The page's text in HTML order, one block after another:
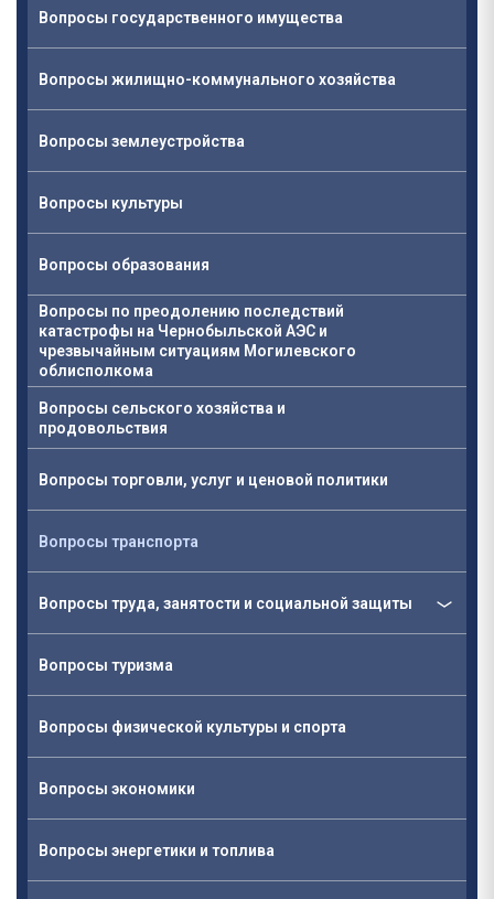
Вопросы государственного имущества
Вопросы жилищно-коммунального хозяйства
Вопросы землеустройства
Вопросы культуры
Вопросы образования
Вопросы по преодолению последствий
катастрофы на Чернобыльской АЭС и
чрезвычайным ситуациям Могилевского
облисполкома
Вопросы сельского хозяйства и
продовольствия
Вопросы торговли, услуг и ценовой политики
Вопросы транспорта
Вопросы труда, занятости и социальной защиты
Вопросы туризма
Вопросы физической культуры и спорта
Вопросы экономики
Вопросы энергетики и топлива